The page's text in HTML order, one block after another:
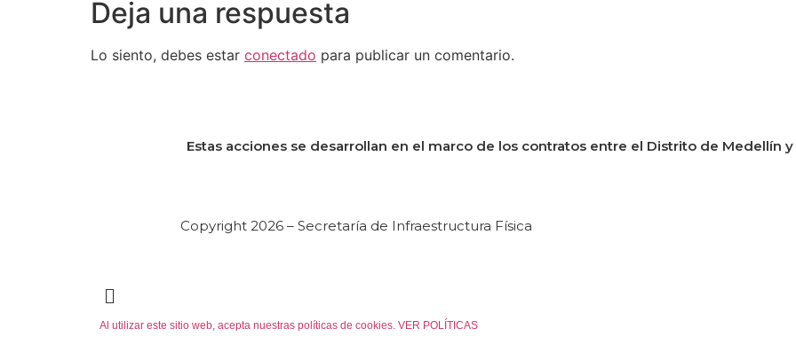
Deja una respuesta
Lo siento, debes estar conectado para publicar un comentario.
Estas acciones se desarrollan en el marco de los contratos entre el Distrito de Medellín
Copyright 2026 – Secretaría de Infraestructura Física
Al utilizar este sitio web, acepta nuestras políticas de cookies. VER POLÍTICAS